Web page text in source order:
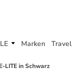
Marken Travel
LITE in Schwarz